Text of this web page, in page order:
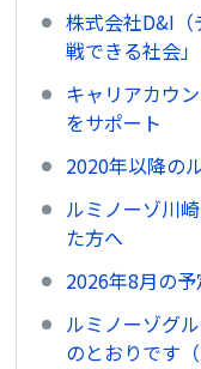
株式会社D&I
戦できる社会
キャリアカウ
をサポート
2020年以降の
ルミノーゾ川
た方へ
2026年8月の予
ルミノーゾグ
のとおりです